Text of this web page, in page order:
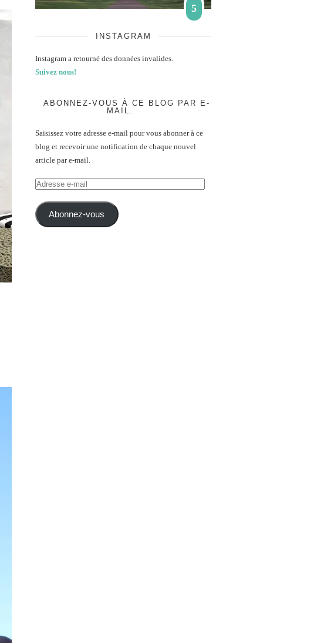
5
INSTAGRAM
Instagram a retourné des données invalides.
Suivez nous!
ABONNEZ-VOUS À CE BLOG PAR E-
MAIL.
Saisissez votre adresse e-mail pour vous abonner à ce
blog et recevoir une notification de chaque nouvel
article par e-mail.
Adresse
mail Abonnez-vous